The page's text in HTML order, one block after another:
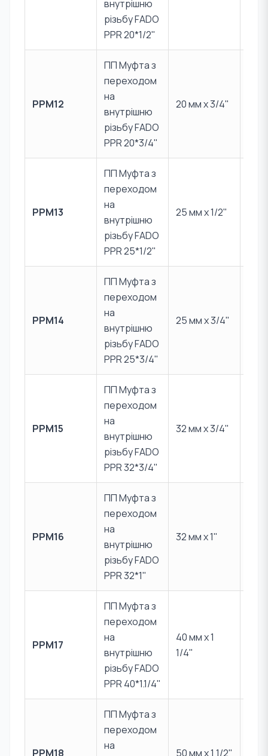
внутрішню
різьбу FADO
PPR 20*1/2"
PPM12
ПП Муфта з
переходом
на
внутрішню
різьбу FADO
PPR 20*3/4"
20 мм x 3/4"
PPM13
ПП Муфта з
переходом
на
внутрішню
різьбу FADO
PPR 25*1/2"
25 мм x 1/2"
PPM14
ПП Муфта з
переходом
на
внутрішню
різьбу FADO
PPR 25*3/4"
25 мм x 3/4"
PPM15
ПП Муфта з
переходом
на
внутрішню
різьбу FADO
PPR 32*3/4"
32 мм x 3/4"
PPM16
ПП Муфта з
переходом
на
внутрішню
різьбу FADO
PPR 32*1"
32 мм x 1"
PPM17
ПП Муфта з
переходом
на
внутрішню
різьбу FADO
PPR 40*1.1/4"
40 мм x 1
1/4"
PPM18
ПП Муфта з
переходом
на
50 мм x 1 1/2"